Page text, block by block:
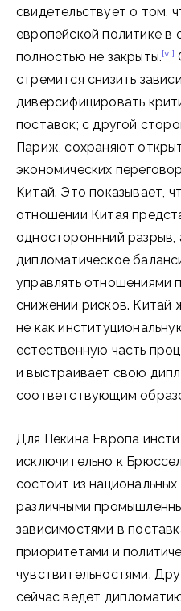
свидетельствует о том,
европейской политике в
полностью не закрыты.[vi]
стремится снизить
диверсифицировать
поставок; с другой
Париж, сохраняют
экономических
Китай. Это показывает,
отношении Китая
одностороннний
дипломатическое
управлять отношениями
снижении рисков. Китай
не как
естественную часть
и выстраивает свою
соответствующим
Для Пекина Европа
исключительно к
состоит из
различными
зависимостями в
приоритетами и
чувствительностями.
сейчас ведет